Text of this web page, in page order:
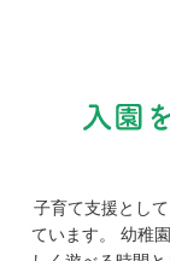
子育て支援とし
ています。
幼稚